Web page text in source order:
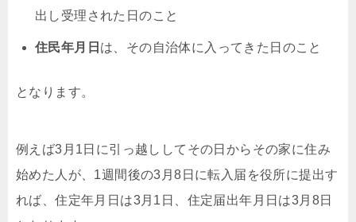
出し受理された日のこと
住民年月日 は、その自治体に入ってきた日のこと
となります。
例えば3月1日に引っ越ししてその日からその家に住み
始めた人が、1週間後の3月8日に転入届を役所に提出す
れば、住定年月日は3月1日、住定届出年月日は3月8日